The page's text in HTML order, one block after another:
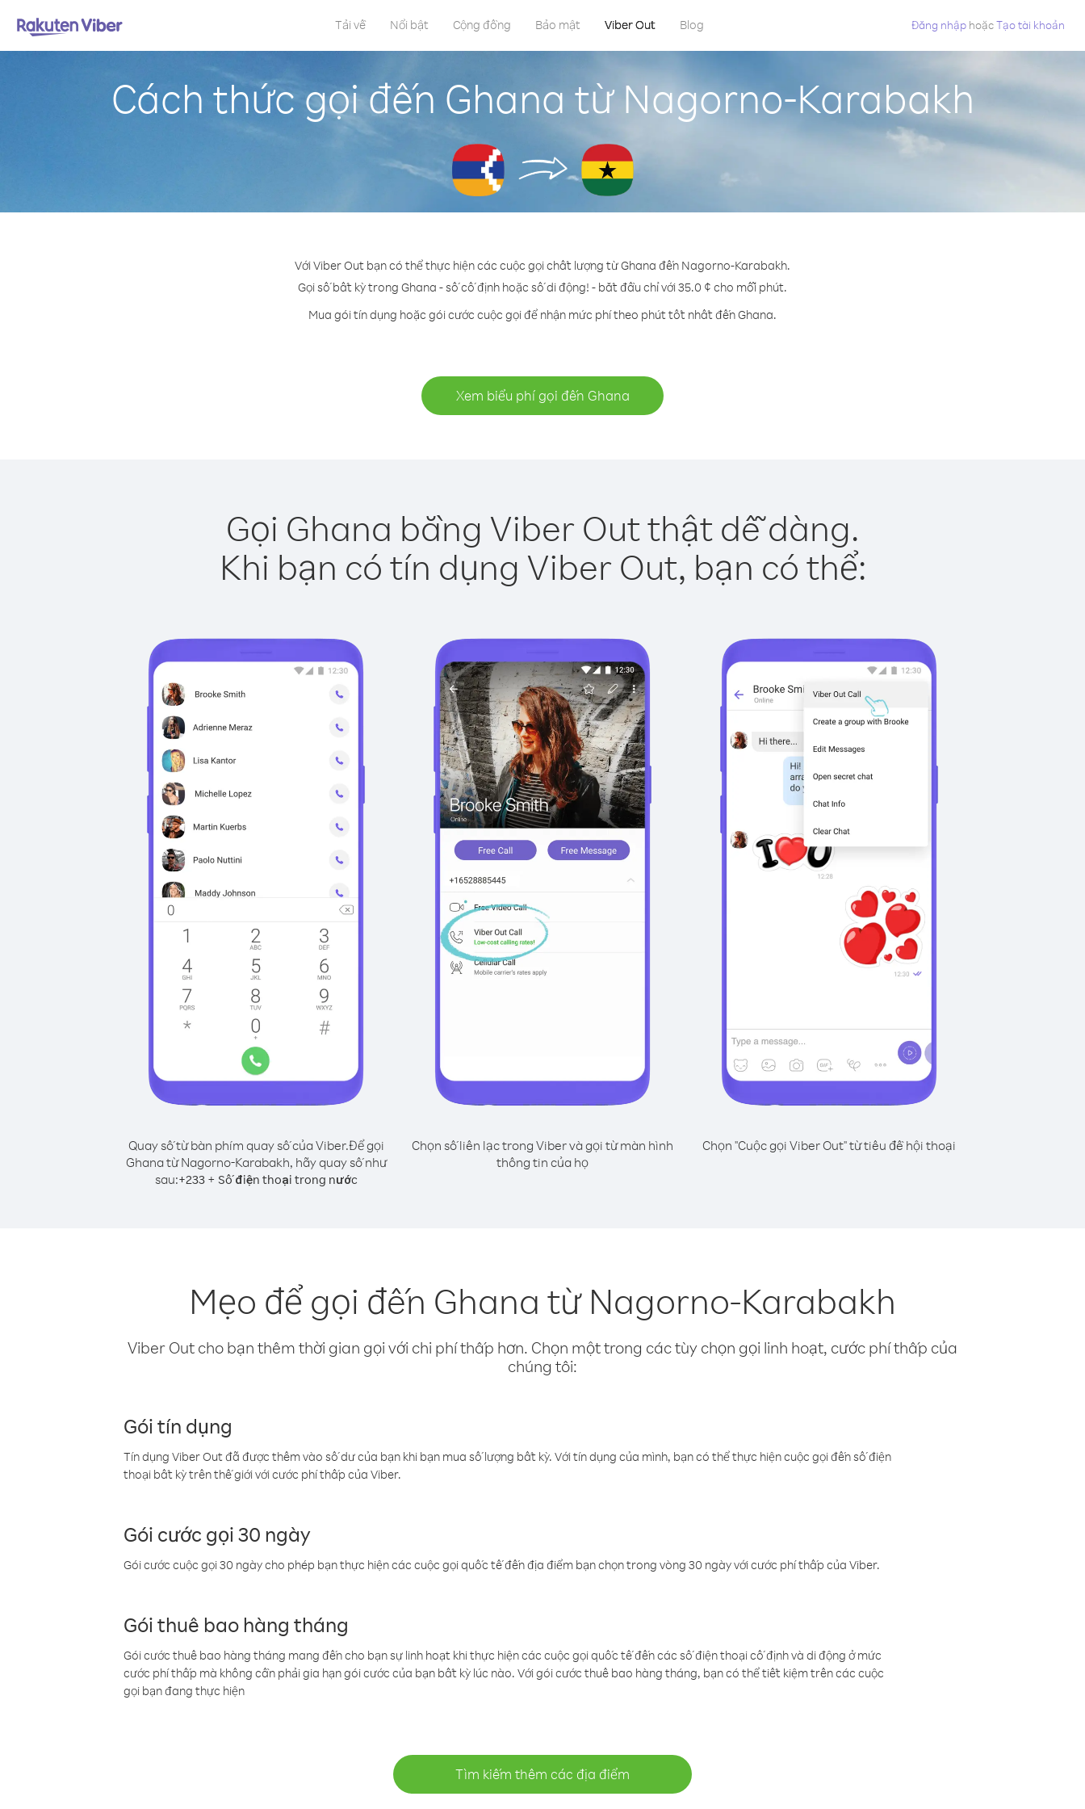
Tải về Nổi bật Cộng đồng Bảo mật Viber Out Blog Đăng nhập hoặcTạo tài khoản
Cách thức gọi đến Ghana từ Nagorno-Karabakh
Với Viber Out bạn có thể thực hiện các cuộc gọi chất lượng từ Ghana đến Nagorno-Karabakh.
Gọi số bất kỳ trong Ghana - số cố định hoặc số di động! - bắt đầu chỉ với 35.0 ¢ cho mỗi phút.
Mua gói tín dụng hoặc gói cước cuộc gọi để nhận mức phí theo phút tốt nhất đến Ghana.
Xem biểu phí gọi đến Ghana
Gọi Ghana bằng Viber Out thật dễ dàng.
Khi bạn có tín dụng Viber Out, bạn có thể:
Quay số từ bàn phím quay số của Viber.Để gọi
Ghana từ Nagorno-Karabakh, hãy quay số như
sau:+233+ Số điện thoại trong nước
Chọn số liên lạc trong Viber và gọi từ màn hình
thông tin của họ
Chọn "Cuộc gọi Viber Out" từ tiêu đề hội thoại
Mẹo để gọi đến Ghana từ Nagorno-Karabakh
Viber Out cho bạn thêm thời gian gọi với chi phí thấp hơn. Chọn một trong các tùy chọn gọi linh hoạt, cước phí thấp của
chúng tôi:
Gói tín dụng
Tín dụng Viber Out đã được thêm vào số dư của bạn khi bạn mua số lượng bất kỳ. Với tín dụng của mình, bạn có thể thực hiện cuộc gọi đến số điện
thoại bất kỳ trên thế giới với cước phí thấp của Viber.
Gói cước gọi 30 ngày
Gói cước cuộc gọi 30 ngày cho phép bạn thực hiện các cuộc gọi quốc tế đến địa điểm bạn chọn trong vòng 30 ngày với cước phí thấp của Viber.
Gói thuê bao hàng tháng
Gói cước thuê bao hàng tháng mang đến cho bạn sự linh hoạt khi thực hiện các cuộc gọi quốc tế đến các số điện thoại cố định và di động ở mức
cước phí thấp mà không cần phải gia hạn gói cước của bạn bất kỳ lúc nào. Với gói cước thuê bao hàng tháng, bạn có thể tiết kiệm trên các cuộc
gọi bạn đang thực hiện
Tìm kiếm thêm các địa điểm